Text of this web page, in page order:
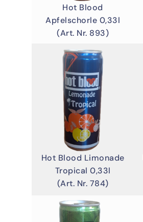
Hot Blood
Apfelschorle 0,33l
(Art. Nr. 893)
Hot Blood Limonade
Tropical 0,33l
(Art. Nr. 784)